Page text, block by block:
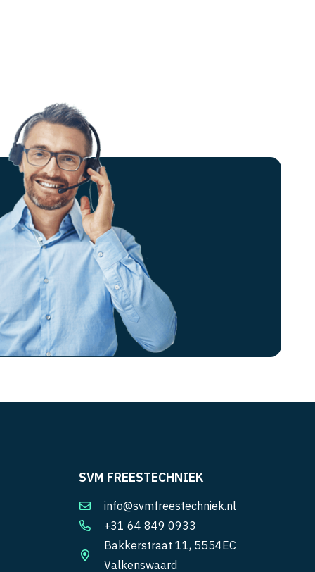
SVM FREESTECHNIEK
info@svmfreestechniek.nl
+31 64 849 0933
Bakkerstraat 11, 5554EC
Valkenswaard